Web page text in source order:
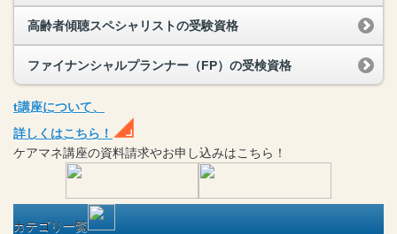
高齢者傾聴スペシャリストの受験資格
ファイナンシャルプランナー（FP）の受検資格
t講座について、
詳しくはこちら！
ケアマネ講座の資料請求やお申し込みはこちら！
カテゴリ一覧